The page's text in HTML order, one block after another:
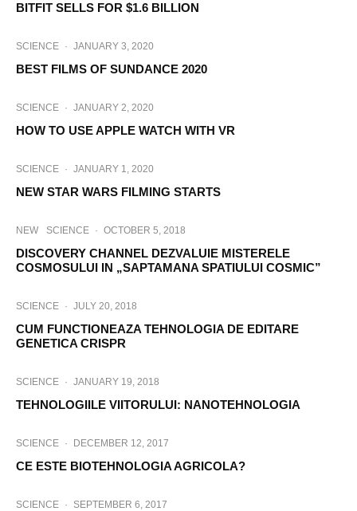
BITFIT SELLS FOR $1.6 BILLION
SCIENCE · JANUARY 3, 2020
BEST FILMS OF SUNDANCE 2020
SCIENCE · JANUARY 2, 2020
HOW TO USE APPLE WATCH WITH VR
SCIENCE · JANUARY 1, 2020
NEW STAR WARS FILMING STARTS
NEW SCIENCE · OCTOBER 5, 2018
DISCOVERY CHANNEL DEZVALUIE MISTERELE
COSMOSULUI IN „SAPTAMANA SPATIULUI COSMIC”
SCIENCE · JULY 20, 2018
CUM FUNCTIONEAZA TEHNOLOGIA DE EDITARE
GENETICA CRISPR
SCIENCE · JANUARY 19, 2018
TEHNOLOGIILE VIITORULUI: NANOTEHNOLOGIA
SCIENCE · DECEMBER 12, 2017
CE ESTE BIOTEHNOLOGIA AGRICOLA?
SCIENCE · SEPTEMBER 6, 2017